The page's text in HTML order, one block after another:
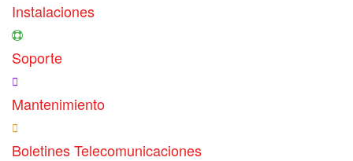
Instalaciones
Soporte
Mantenimiento
Boletines Telecomunicaciones